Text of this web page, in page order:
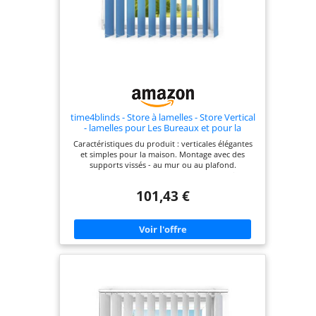
time4blinds - Store à lamelles - Store Vertical
- lamelles pour Les Bureaux et pour la
Maison et l'appartement - 120x245 cm - Bleu
Azur
Caractéristiques du produit : verticales élégantes
et simples pour la maison. Montage avec des
supports vissés - au mur ou au plafond.
possible de tourner la gouttière avant le montage
Construction robuste. La couleur de la gouttière
et des pièces en plastique est disponible en blanc.
Système de cordon et de perles confortable,
pratique et facile à utiliser Des utilisations
même à séparer des postes de travail. Pour
chaque store vénitien commandé, 2 types de kits
de montage sont inclus dans le prix : Montage au
101,43 €